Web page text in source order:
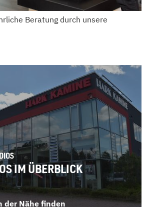
Beratung durch unsere
IM ÜBERBLICK
der Nähe finden